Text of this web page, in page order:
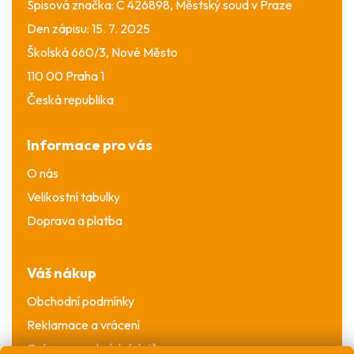
Spisová značka: C 426898, Městský soud v Praze
Den zápisu: 15. 7. 2025
Školská 660/3, Nové Město
110 00 Praha 1
Česká republika
Informace pro vás
O nás
Velikostní tabulky
Doprava a platba
Váš nákup
Obchodní podmínky
Reklamace a vrácení
Ochrana osobních údajů